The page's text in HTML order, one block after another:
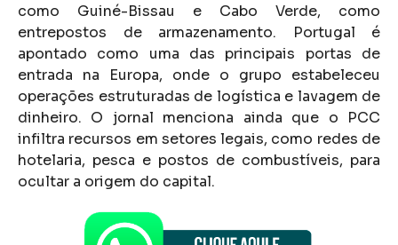
como Guiné-Bissau e Cabo Verde, como
entrepostos de armazenamento. Portugal é
apontado como uma das principais portas de
entrada na Europa, onde o grupo estabeleceu
operações estruturadas de logística e lavagem de
dinheiro. O jornal menciona ainda que o PCC
infiltra recursos em setores legais, como redes de
hotelaria, pesca e postos de combustíveis, para
ocultar a origem do capital.